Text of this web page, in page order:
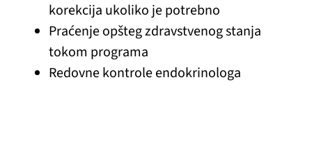
korekcija ukoliko je potrebno
Praćenje opšteg zdravstvenog stanja
tokom programa
Redovne kontrole endokrinologa